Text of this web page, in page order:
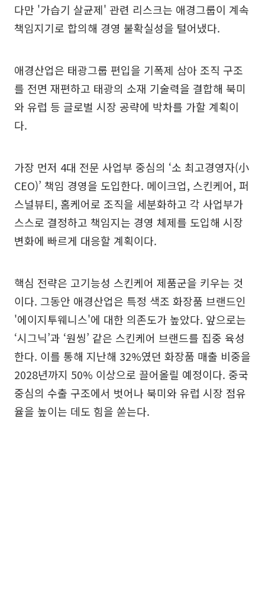
다만 '가습기 살균제' 관련 리스크는 애경그룹이 계속
책임지기로 합의해 경영 불확실성을 털어냈다.
애경산업은 태광그룹 편입을 기폭제 삼아 조직 구조
를 전면 재편하고 태광의 소재 기술력을 결합해 북미
와 유럽 등 글로벌 시장 공략에 박차를 가할 계획이
다.
가장 먼저 4대 전문 사업부 중심의 ‘소 최고경영자(小
CEO)’ 책임 경영을 도입한다. 메이크업, 스킨케어, 퍼
스널뷰티, 홈케어로 조직을 세분화하고 각 사업부가
스스로 결정하고 책임지는 경영 체제를 도입해 시장
변화에 빠르게 대응할 계획이다.
핵심 전략은 고기능성 스킨케어 제품군을 키우는 것
이다. 그동안 애경산업은 특정 색조 화장품 브랜드인
'에이지투웨니스'에 대한 의존도가 높았다. 앞으로는
‘시그닉’과 ‘원씽’ 같은 스킨케어 브랜드를 집중 육성
한다. 이를 통해 지난해 32%였던 화장품 매출 비중을
2028년까지 50% 이상으로 끌어올릴 예정이다. 중국
중심의 수출 구조에서 벗어나 북미와 유럽 시장 점유
율을 높이는 데도 힘을 쏟는다.